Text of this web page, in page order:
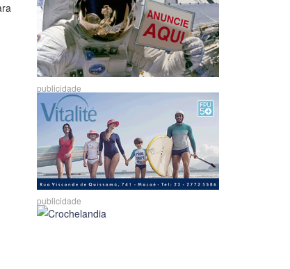
publicidade
publicidade